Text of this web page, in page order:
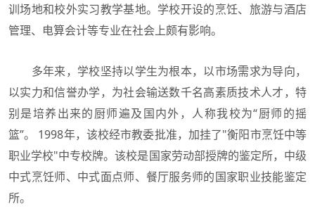
训场地和校外实习教学基地。学校开设的烹饪、旅游与酒店
管理、电算会计等专业在社会上颇有影响。
多年来，学校坚持以学生为根本，以市场需求为导向，
以实力和信誉办学，为社会输送数千名高素质技术人才，特
别是培养出来的厨师遍及国内外，人称我校为“厨师的摇
篮”。 1998年，该校经市教委批准，加挂了"衡阳市烹饪中等
职业学校"中专校牌。该校是国家劳动部授牌的鉴定所，中级
中式烹饪师、中式面点师、餐厅服务师的国家职业技能鉴定
所。